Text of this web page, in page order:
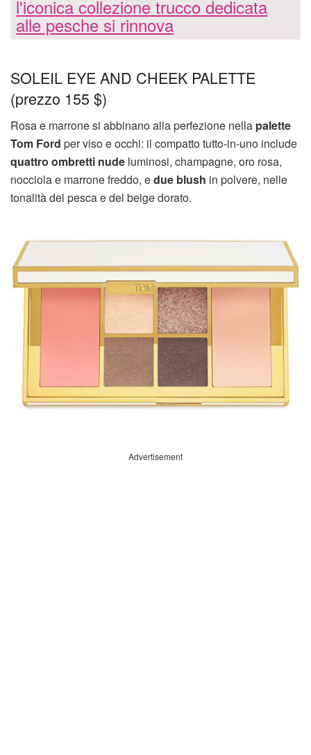
l'iconica collezione trucco dedicata
alle pesche si rinnova
SOLEIL EYE AND CHEEK PALETTE
(prezzo 155 $)
Rosa e marrone si abbinano alla perfezione nella palette
Tom Ford per viso e occhi: il compatto tutto-in-uno include
quattro ombretti nude luminosi, champagne, oro rosa,
nocciola e marrone freddo, edue blush in polvere, nelle
tonalità del pesca e del beige dorato.
Advertisement